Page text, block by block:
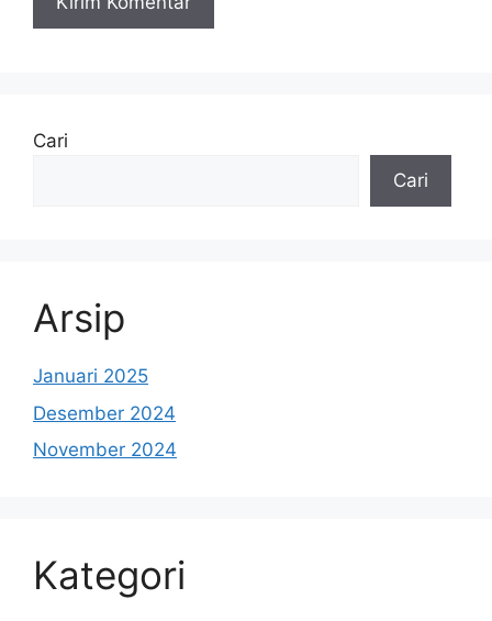
Cari
Cari
Arsip
Januari 2025
Desember 2024
November 2024
Kategori